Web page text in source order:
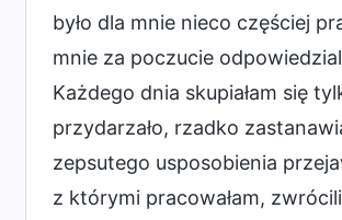
było dla mnie nieco częściej
mnie za poczucie
Każdego dnia skupiałam się
przydarzało, rzadko
zepsutego usposobienia
z którymi pracowałam,